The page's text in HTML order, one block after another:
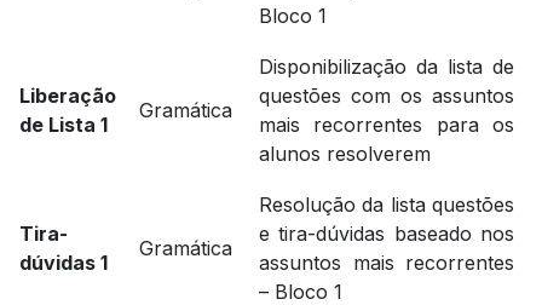
Bloco 1
Liberação
de Lista 1
Gramática
Disponibilização da lista de
questões com os assuntos
mais recorrentes para os
alunos resolverem
Tira-
dúvidas 1
Gramática
Resolução da lista questões
e tira-dúvidas baseado nos
assuntos mais recorrentes
– Bloco 1